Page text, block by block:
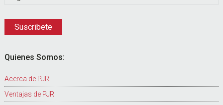
Quienes Somos:
Acerca de PJR
Ventajas de PJR